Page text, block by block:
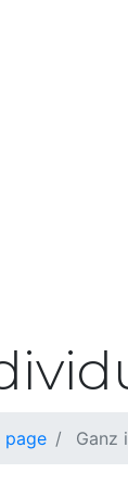
page Ganz